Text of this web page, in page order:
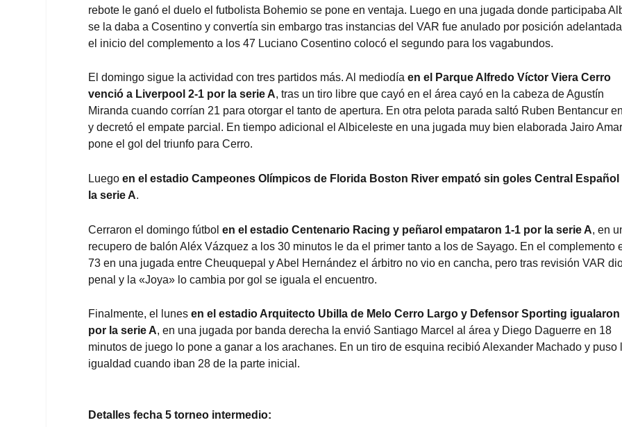
rebote le ganó el duelo el futbolista Bohemio se pone en ventaja. Luego en una jugada donde participaba
se la daba a Cosentino y convertía sin embargo tras instancias del VAR fue anulado por posición
el inicio del complemento a los 47 Luciano Cosentino colocó el segundo para los vagabundos.
El domingo sigue la actividad con tres partidos más. Al mediodíaen el Parque Alfredo Víctor Viera Cerro
venció a Liverpool 2-1 por la serie A, tras un tiro libre que cayó en el área cayó en la cabeza de Agustín
Miranda cuando corrían 21 para otorgar el tanto de apertura. En otra pelota parada saltó Ruben Bentancur
y decretó el empate parcial. En tiempo adicional el Albiceleste en una jugada muy bien elaborada Jairo
pone el gol del triunfo para Cerro.
Luegoen el estadio Campeones Olímpicos de Florida Boston River empató sin goles Central Español
la serie A.
Cerraron el domingo fútbolen el estadio Centenario Racing y peñarol empataron 1-1 por la serie A, en
recupero de balón Aléx Vázquez a los 30 minutos le da el primer tanto a los de Sayago. En el complemento
73 en una jugada entre Cheuquepal y Abel Hernández el árbitro no vio en cancha, pero tras revisión VAR
penal y la «Joya» lo cambia por gol se iguala el encuentro.
Finalmente, el lunesen el estadio Arquitecto Ubilla de Melo Cerro Largo y Defensor Sporting igualaron
por la serie A, en una jugada por banda derecha la envió Santiago Marcel al área y Diego Daguerre en 18
minutos de juego lo pone a ganar a los arachanes. En un tiro de esquina recibió Alexander Machado y puso
igualdad cuando iban 28 de la parte inicial.
Detalles fecha 5 torneo intermedio: